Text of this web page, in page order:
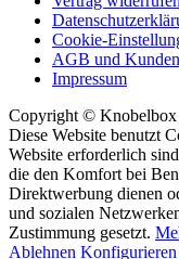
Cookie-
AGB und
Impressum
Copyright © Knobelbox
Diese Website benutzt
Website erforderlich
die den Komfort bei
Direktwerbung dienen
und sozialen
Zustimmung gesetzt.
Ablehnen Konfigurieren